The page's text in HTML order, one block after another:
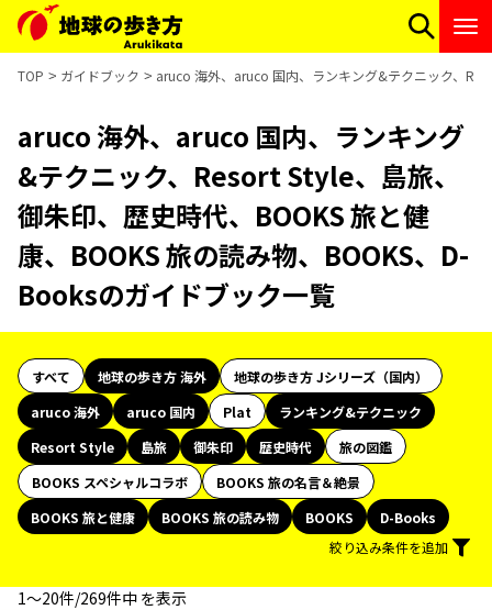
TOP ガイドブック aruco 海外、aruco 国内、ランキング&テクニック、
aruco 海外、aruco 国内、ランキング
&テクニック、Resort Style、島旅、
御朱印、歴史時代、BOOKS 旅と健
康、BOOKS 旅の読み物、BOOKS、D-
Booksのガイドブック一覧
すべて 地球の歩き方 海外
地球の歩き方 Jシリーズ（国内）
aruco 海外
aruco 国内 Plat
ランキング&テクニック
Resort Style
島旅 御朱印 歴史時代
旅の図鑑
BOOKS スペシャルコラボ
BOOKS 旅の名言＆絶景
BOOKS 旅と健康
BOOKS 旅の読み物 BOOKS
D-Books
絞り込み条件を追加
1〜20件/269件中 を表示